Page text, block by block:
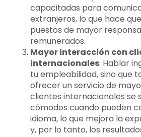
capacitadas para
extranjeros, lo que hace
puestos de mayor
remunerados.
Mayor interacción con
internacionales: Hablar
tu empleabilidad, sino que
ofrecer un servicio de
clientes internacionales se
cómodos cuando pueden
idioma, lo que mejora la
y, por lo tanto, los